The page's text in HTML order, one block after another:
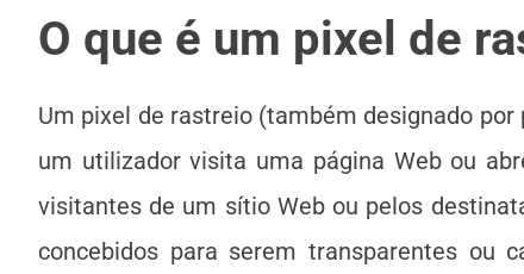
O que é um pixel de
Um pixel de rastreio (também designado
um utilizador visita uma página Web ou
visitantes de um sítio Web ou pelos
concebidos para serem transparentes ou